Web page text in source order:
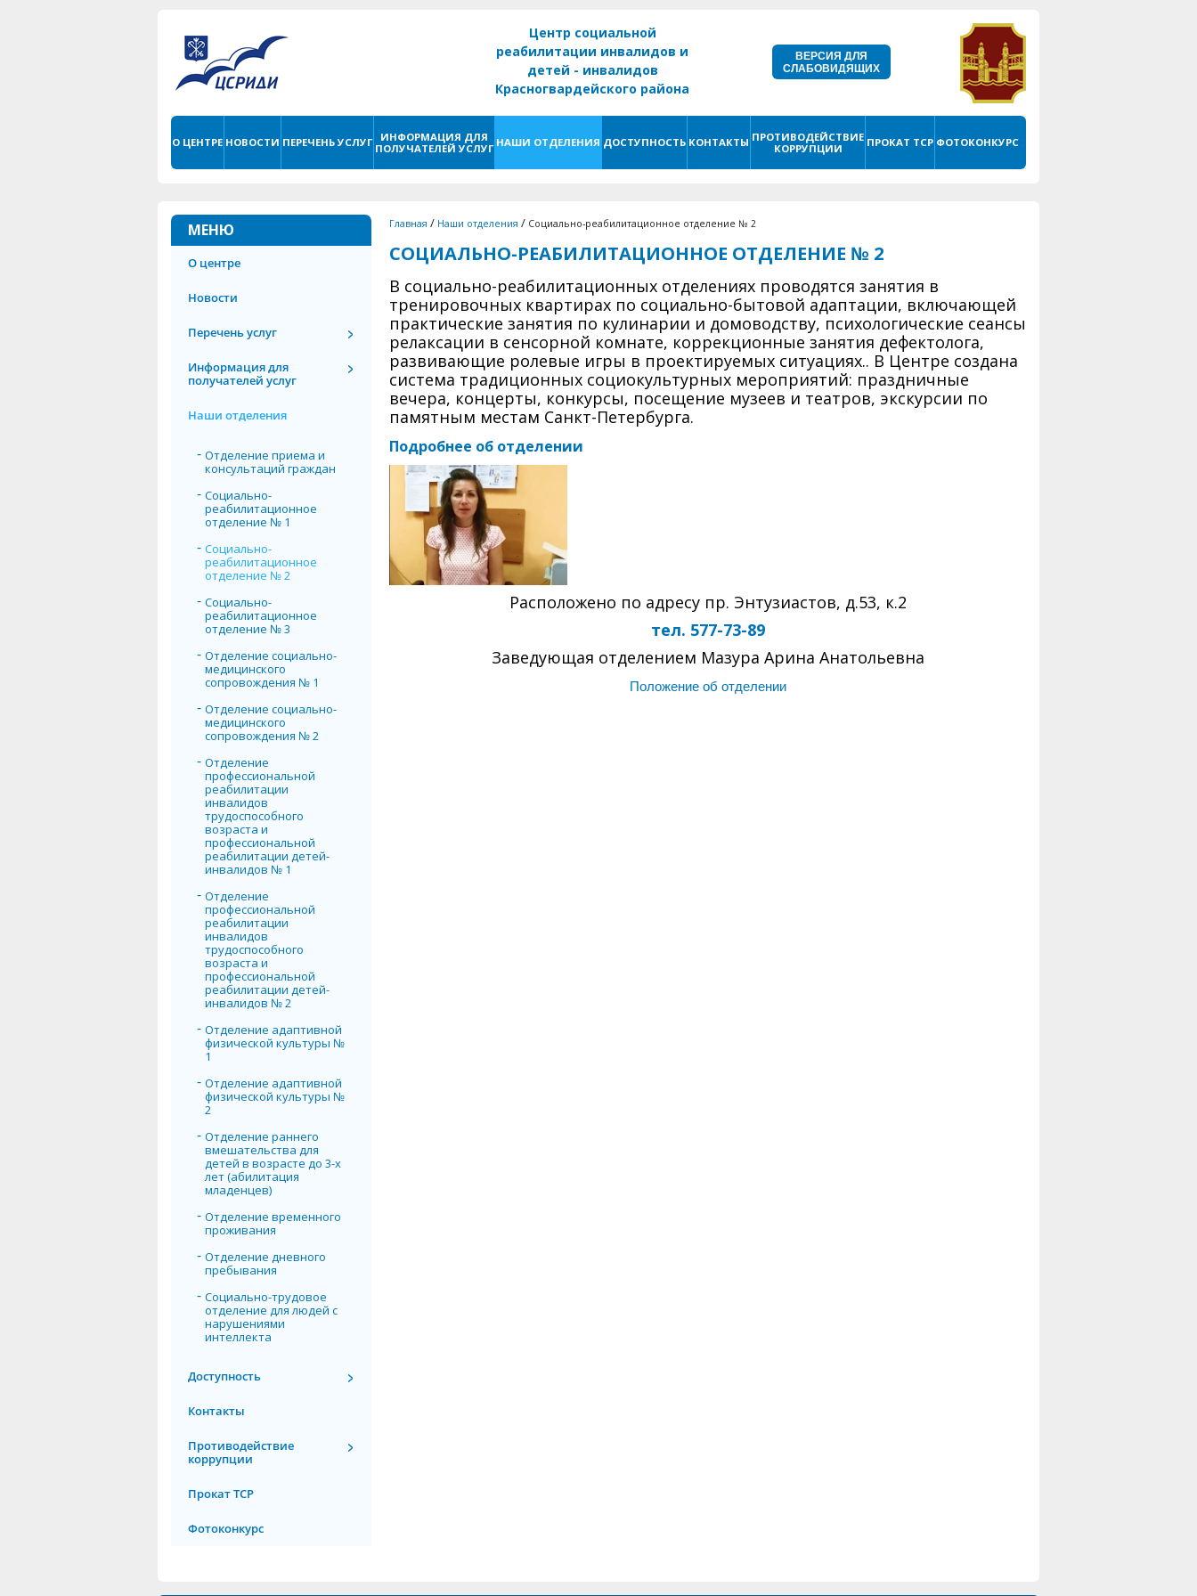
Центр социальной
реабилитации инвалидов и
детей - инвалидов
Красногвардейского района
ВЕРСИЯ ДЛЯ
СЛАБОВИДЯЩИХ
О ЦЕНТРЕ НОВОСТИ ПЕРЕЧЕНЬ УСЛУГ
ИНФОРМАЦИЯ ДЛЯ
ПОЛУЧАТЕЛЕЙ УСЛУГ НАШИ ОТДЕЛЕНИЯ ДОСТУПНОСТЬ КОНТАКТЫ ПРОТИВОДЕЙСТВИЕ
КОРРУПЦИИ
ПРОКАТ ТСР ФОТОКОНКУРС
МЕНЮ
О центре
Новости
Перечень услуг
Информация для
получателей услуг
Наши отделения
Отделение приема и
консультаций граждан
Социально-
реабилитационное
отделение № 1
Социально-
реабилитационное
отделение № 2
Социально-
реабилитационное
отделение № 3
Отделение социально-
медицинского
сопровождения № 1
Отделение социально-
медицинского
сопровождения № 2
Отделение
профессиональной
реабилитации
инвалидов
трудоспособного
возраста и
профессиональной
реабилитации детей-
инвалидов № 1
Отделение
профессиональной
реабилитации
инвалидов
трудоспособного
возраста и
профессиональной
реабилитации детей-
инвалидов № 2
Отделение адаптивной
физической культуры №
1
Отделение адаптивной
физической культуры №
2
Отделение раннего
вмешательства для
детей в возрасте до 3-х
лет (абилитация
младенцев)
Отделение временного
проживания
Отделение дневного
пребывания
Социально-трудовое
отделение для людей с
нарушениями
интеллекта
Доступность
Контакты
Противодействие
коррупции
Прокат ТСР
Фотоконкурс
Главная / Наши отделения / Социально-реабилитационное отделение № 2
СОЦИАЛЬНО-РЕАБИЛИТАЦИОННОЕ ОТДЕЛЕНИЕ № 2
В социально-реабилитационных отделениях проводятся занятия в
тренировочных квартирах по социально-бытовой адаптации, включающей
практические занятия по кулинарии и домоводству, психологические сеансы
релаксации в сенсорной комнате, коррекционные занятия дефектолога,
развивающие ролевые игры в проектируемых ситуациях.. В Центре создана
система традиционных социокультурных мероприятий: праздничные
вечера, концерты, конкурсы, посещение музеев и театров, экскурсии по
памятным местам Санкт-Петербурга.
Подробнее об отделении
Расположено по адресу пр. Энтузиастов, д.53, к.2
тел. 577-73-89
Заведующая отделением Мазура Арина Анатольевна
Положение об отделении